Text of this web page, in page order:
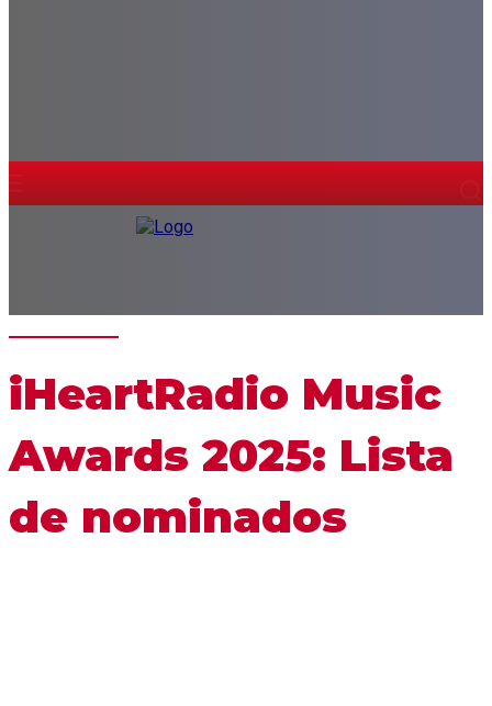
iHeartRadio Music
Awards 2025: Lista
de nominados